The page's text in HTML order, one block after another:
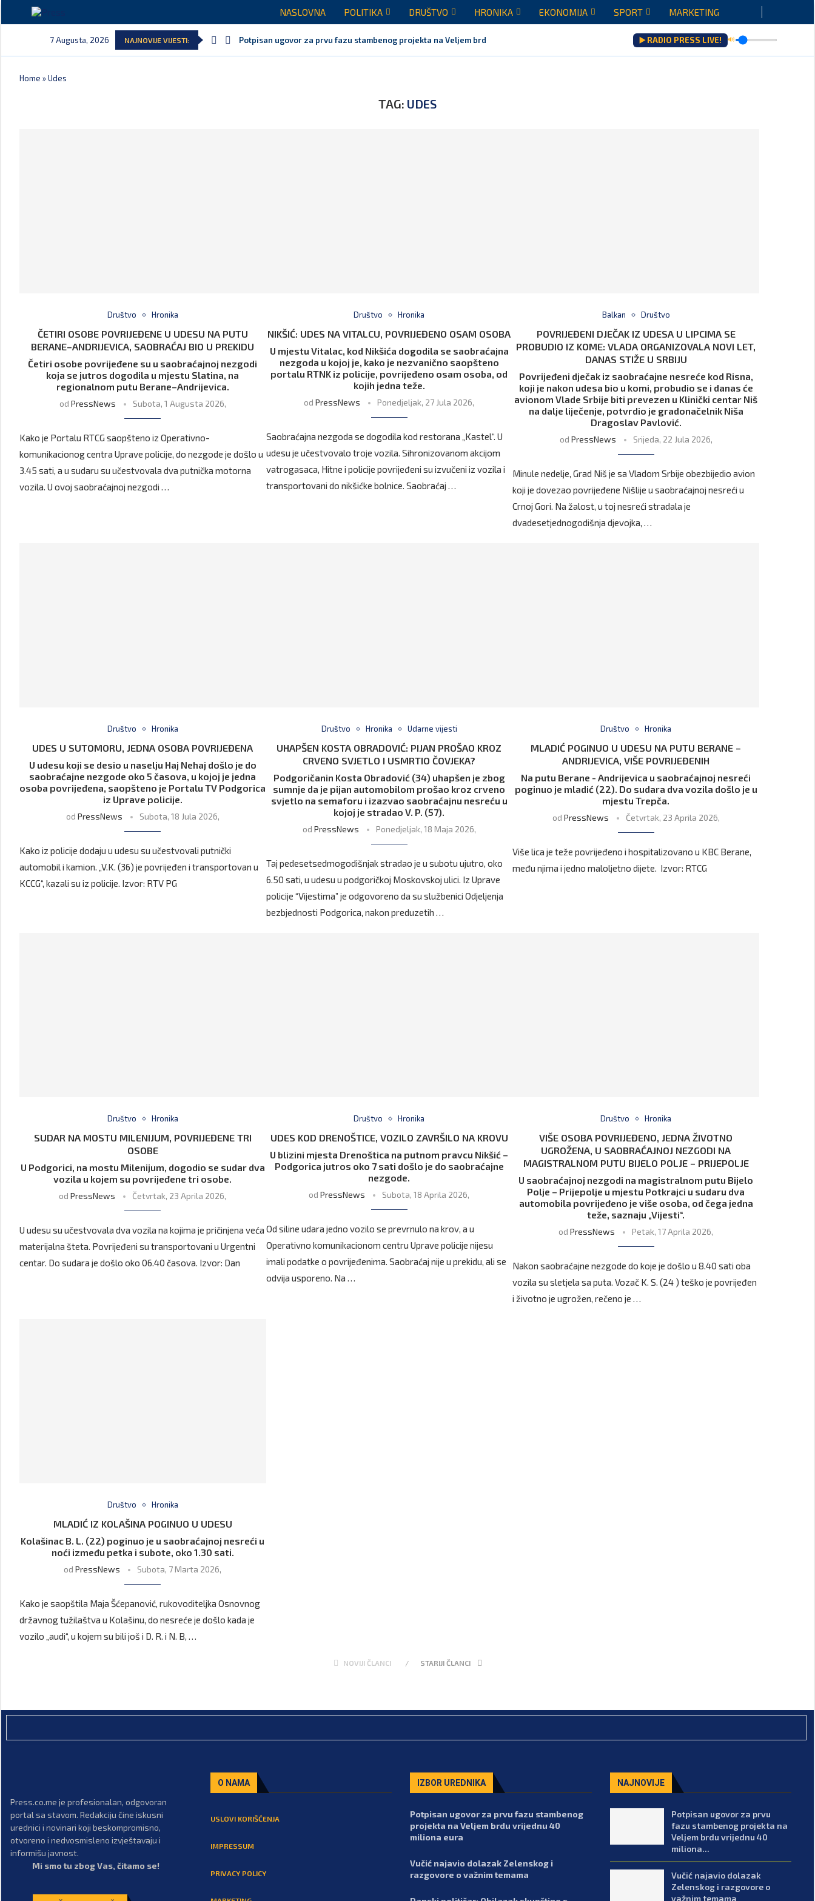
NASLOVNA POLITIKA DRUŠTVO HRONIKA EKONOMIJA SPORT MARKETING
7 Augusta, 2026 NAJNOVIJE VIJESTI: Potpisan ugovor za prvu fazu stambenog projekta na Veljem brdu vrijednu... ▶️ RADIO PRESS LIVE! 🔊
Home »Udes
TAG: UDES
Društvo Hronika
ČETIRI OSOBE POVRIJEĐENE U UDESU NA PUTU
BERANE–ANDRIJEVICA, SAOBRAĆAJ BIO U PREKIDU
Četiri osobe povrijeđene su u saobraćajnoj nezgodi
koja se jutros dogodila u mjestu Slatina, na
regionalnom putu Berane–Andrijevica.
od PressNews Subota, 1 Augusta 2026,
Kako je Portalu RTCG saopšteno iz Operativno-
komunikacionog centra Uprave policije, do nezgode je došlo u
3.45 sati, a u sudaru su učestvovala dva putnička motorna
vozila. U ovoj saobraćajnoj nezgodi …
Društvo Hronika
NIKŠIĆ: UDES NA VITALCU, POVRIJEĐENO OSAM OSOBA
U mjestu Vitalac, kod Nikšića dogodila se saobraćajna
nezgoda u kojoj je, kako je nezvanično saopšteno
portalu RTNK iz policije, povrijeđeno osam osoba, od
kojih jedna teže.
odPressNews Ponedjeljak, 27 Jula 2026,
Saobraćajna nezgoda se dogodila kod restorana „Kastel“. U
udesu je učestvovalo troje vozila. Sihronizovanom akcijom
vatrogasaca, Hitne i policije povrijeđeni su izvučeni iz vozila i
transportovani do nikšićke bolnice. Saobraćaj …
Balkan Društvo
POVRIJEĐENI DJEČAK IZ UDESA U LIPCIMA SE
PROBUDIO IZ KOME: VLADA ORGANIZOVALA NOVI LET,
DANAS STIŽE U SRBIJU
Povrijeđeni dječak iz saobraćajne nesreće kod Risna,
koji je nakon udesa bio u komi, probudio se i danas će
avionom Vlade Srbije biti prevezen u Klinički centar Niš
na dalje liječenje, potvrdio je gradonačelnik Niša
Dragoslav Pavlović.
od PressNews Srijeda, 22 Jula 2026,
Minule nedelje, Grad Niš je sa Vladom Srbije obezbijedio avion
koji je dovezao povrijeđene Nišlije u saobraćajnoj nesreći u
Crnoj Gori. Na žalost, u toj nesreći stradala je
dvadesetjednogodišnja djevojka, …
Društvo Hronika
UDES U SUTOMORU, JEDNA OSOBA POVRIJEĐENA
U udesu koji se desio u naselju Haj Nehaj došlo je do
saobraćajne nezgode oko 5 časova, u kojoj je jedna
osoba povrijeđena, saopšteno je Portalu TV Podgorica
iz Uprave policije.
od PressNews Subota, 18 Jula 2026,
Kako iz policije dodaju u udesu su učestvovali putnički
automobil i kamion. „V.K. (36) je povrijeđen i transportovan u
KCCG“, kazali su iz policije. Izvor: RTV PG
Društvo Hronika Udarne vijesti
UHAPŠEN KOSTA OBRADOVIĆ: PIJAN PROŠAO KROZ
CRVENO SVJETLO I USMRTIO ČOVJEKA?
Podgoričanin Kosta Obradović (34) uhapšen je zbog
sumnje da je pijan automobilom prošao kroz crveno
svjetlo na semaforu i izazvao saobraćajnu nesreću u
kojoj je stradao V. P. (57).
od PressNews Ponedjeljak, 18 Maja 2026,
Taj pedesetsedmogodišnjak stradao je u subotu ujutro, oko
6.50 sati, u udesu u podgoričkoj Moskovskoj ulici. Iz Uprave
policije “Vijestima” je odgovoreno da su službenici Odjeljenja
bezbjednosti Podgorica, nakon preduzetih …
Društvo Hronika
MLADIĆ POGINUO U UDESU NA PUTU BERANE –
ANDRIJEVICA, VIŠE POVRIJEĐENIH
Na putu Berane - Andrijevica u saobraćajnoj nesreći
poginuo je mladić (22). Do sudara dva vozila došlo je u
mjestu Trepča.
od PressNews Četvrtak, 23 Aprila 2026,
Više lica je teže povrijeđeno i hospitalizovano u KBC Berane,
među njima i jedno maloljetno dijete. Izvor: RTCG
Društvo Hronika
SUDAR NA MOSTU MILENIJUM, POVRIJEĐENE TRI
OSOBE
U Podgorici, na mostu Milenijum, dogodio se sudar dva
vozila u kojem su povrijeđene tri osobe.
odPressNews Četvrtak, 23 Aprila 2026,
U udesu su učestvovala dva vozila na kojima je pričinjena veća
materijalna šteta. Povrijeđeni su transportovani u Urgentni
centar. Do sudara je došlo oko 06.40 časova. Izvor: Dan
Društvo Hronika
UDES KOD DRENOŠTICE, VOZILO ZAVRŠILO NA KROVU
U blizini mjesta Drenoštica na putnom pravcu Nikšić –
Podgorica jutros oko 7 sati došlo je do saobraćajne
nezgode.
odPressNews Subota, 18 Aprila 2026,
Od siline udara jedno vozilo se prevrnulo na krov, a u
Operativno komunikacionom centru Uprave policije nijesu
imali podatke o povrijeđenima. Saobraćaj nije u prekidu, ali se
odvija usporeno. Na …
Društvo Hronika
VIŠE OSOBA POVRIJEĐENO, JEDNA ŽIVOTNO
UGROŽENA, U SAOBRAĆAJNOJ NEZGODI NA
MAGISTRALNOM PUTU BIJELO POLJE – PRIJEPOLJE
U saobraćajnoj nezgodi na magistralnom putu Bijelo
Polje – Prijepolje u mjestu Potkrajci u sudaru dva
automobila povrijeđeno je više osoba, od čega jedna
teže, saznaju „Vijesti“.
odPressNews Petak, 17 Aprila 2026,
Nakon saobraćajne nezgode do koje je došlo u 8.40 sati oba
vozila su sletjela sa puta. Vozač K. S. (24 ) teško je povrijeđen
i životno je ugrožen, rečeno je …
Društvo Hronika
MLADIĆ IZ KOLAŠINA POGINUO U UDESU
Kolašinac B. L. (22) poginuo je u saobraćajnoj nesreći u
noći između petka i subote, oko 1.30 sati.
odPressNews Subota, 7 Marta 2026,
Kako je saopštila Maja Šćepanović, rukovoditeljka Osnovnog
državnog tužilaštva u Kolašinu, do nesreće je došlo kada je
vozilo „audi“, u kojem su bili još i D. R. i N. B, …
NOVIJI ČLANCI STARIJI ČLANCI
Press.co.me je profesionalan, odgovoran
portal sa stavom. Redakciju čine iskusni
urednici i novinari koji beskompromisno,
otvoreno i nedvosmisleno izvještavaju i
informišu javnost.
Mi smo tu zbog Vas, čitamo se!
O NAMA
USLOVI KORIŠĆENJA
IMPRESSUM
PRIVACY POLICY
IZBOR UREDNIKA
Potpisan ugovor za prvu fazu stambenog
projekta na Veljem brdu vrijednu 40
miliona eura
Vučić najavio dolazak Zelenskog i
razgovore o važnim temama
NAJNOVIJE
Potpisan ugovor za prvu
fazu stambenog projekta na
Veljem brdu vrijednu 40
miliona...
Vučić najavio dolazak
Zelenskog i razgovore o
važnim temama